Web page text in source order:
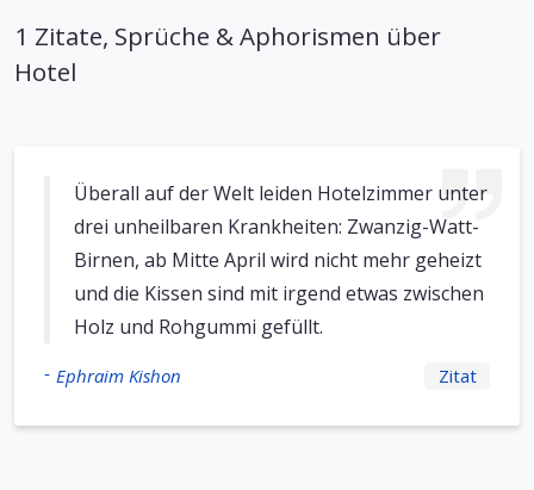
1 Zitate, Sprüche & Aphorismen über
Hotel
Überall auf der Welt leiden Hotelzimmer unter
drei unheilbaren Krankheiten: Zwanzig-Watt-
Birnen, ab Mitte April wird nicht mehr geheizt
und die Kissen sind mit irgend etwas zwischen
Holz und Rohgummi gefüllt.
- Ephraim Kishon Zitat